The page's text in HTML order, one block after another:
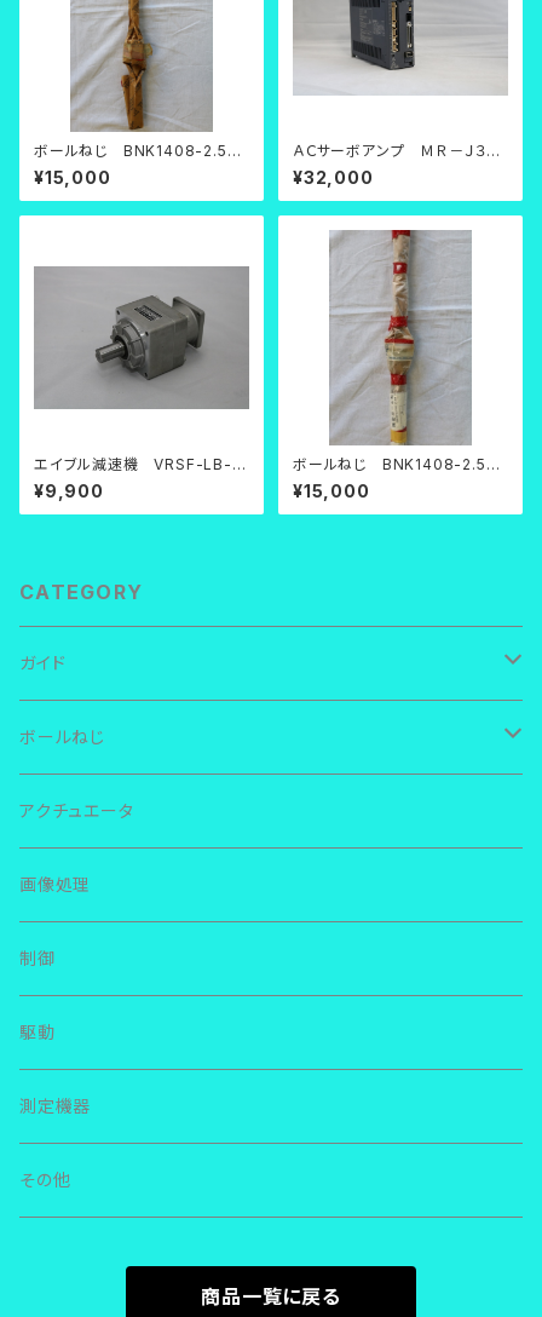
ボールねじ BNK1408-2.5RR
G0+571LC5
¥15,000
ＡＣサーボアンプ ＭＲ－Ｊ３－
７０Ａ【中古品】
¥32,000
エイブル減速機 VRSF-LB-2
5C-200【中古品】
¥9,900
ボールねじ BNK1408-2.5RR
G0+591LC3
¥15,000
CATEGORY
ガイド
ＴＨＫ ＬＭガイド
ＲＳＲ
ＳＲＳ
ＨＲＷ
ＩＫＯ リニアウェイ
ＬＷＬ
ＬＷＥＳ
ＮＳＫ リニアガイド
ＬＥ
ＬＨ
その他
ボールねじ
ＴＨＫ
ＮＳＫ
その他
アクチュエータ
画像処理
制御
駆動
測定機器
その他
商品一覧に戻る